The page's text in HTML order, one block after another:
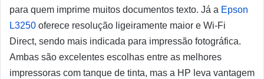
para quem imprime muitos documentos texto. Já a Epson
L3250 oferece resolução ligeiramente maior e Wi-Fi
Direct, sendo mais indicada para impressão fotográfica.
Ambas são excelentes escolhas entre as melhores
impressoras com tanque de tinta, mas a HP leva vantagem